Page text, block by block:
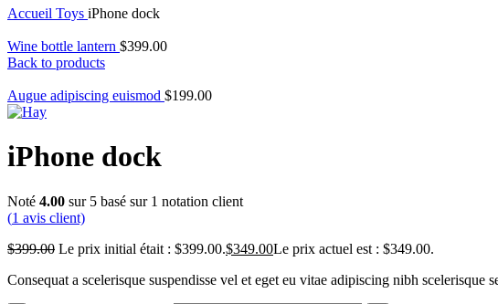
Accueil Toys iPhone dock
Wine bottle lantern $399.00
Back to products
Augue adipiscing euismod $199.00
iPhone dock
Noté 4.00 sur 5 basé sur 1 notation client
(1 avis client)
$399.00 Le prix initial était : $399.00.$349.00Le prix actuel est : $349.00.
Consequat a scelerisque suspendisse vel et eget eu vitae adipiscing nibh